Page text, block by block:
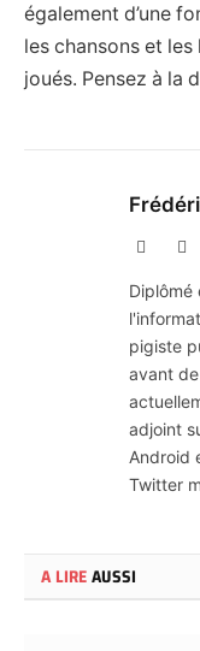
également d’une
les chansons et
joués. Pensez à la
Diplômé
pigiste
avant
adjoint
Android
Twitter
A LIREAUSSI